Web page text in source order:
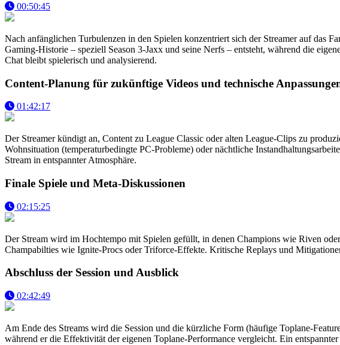
00:50:45
Nach anfänglichen Turbulenzen in den Spielen konzentriert sich der Streamer auf das
Gaming-Historie – speziell Season 3-Jaxx und seine Nerfs – entsteht, während die
Chat bleibt spielerisch und analysierend.
Content-Planung für zukünftige Videos und technische
01:42:17
Der Streamer kündigt an, Content zu League Classic oder alten League-Clips zu
Wohnsituation (temperaturbedingte PC-Probleme) oder nächtliche
Stream in entspannter Atmosphäre.
Finale Spiele und Meta-Diskussionen
02:15:25
Der Stream wird im Hochtempo mit Spielen gefüllt, in denen Champions wie Riven
Champabilties wie Ignite-Procs oder Triforce-Effekte. Kritische Replays und
Abschluss der Session und Ausblick
02:42:49
Am Ende des Streams wird die Session und die kürzliche Form (häufige Toplane-
während er die Effektivität der eigenen Toplane-Performance vergleicht. Ein